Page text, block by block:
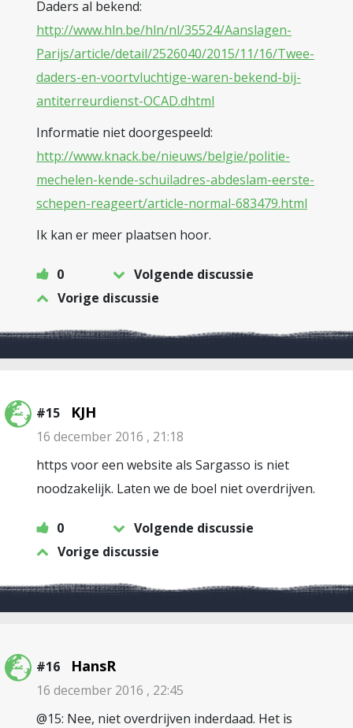
Daders al bekend:
http://www.hln.be/hln/nl/35524/Aanslagen-
Parijs/article/detail/2526040/2015/11/16/Twee-
daders-en-voortvluchtige-waren-bekend-bij-
antiterreurdienst-OCAD.dhtml
Informatie niet doorgespeeld:
http://www.knack.be/nieuws/belgie/politie-
mechelen-kende-schuiladres-abdeslam-eerste-
schepen-reageert/article-normal-683479.html
Ik kan er meer plaatsen hoor.
0
Volgende discussie
Vorige discussie
#15 KJH
16 december 2016 , 21:18
https voor een website als Sargasso is niet
noodzakelijk. Laten we de boel niet overdrijven.
0
Volgende discussie
Vorige discussie
#16 HansR
16 december 2016 , 22:45
@15: Nee, niet overdrijven inderdaad. Het is